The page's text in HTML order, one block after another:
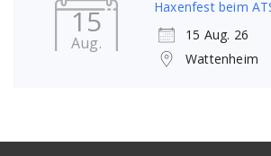
15
Aug.
Haxenfest beim
15 Aug. 26
Wattenheim